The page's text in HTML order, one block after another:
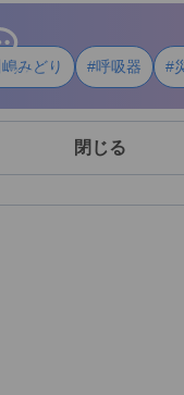
みどり #呼吸器 #
閉じる
資料